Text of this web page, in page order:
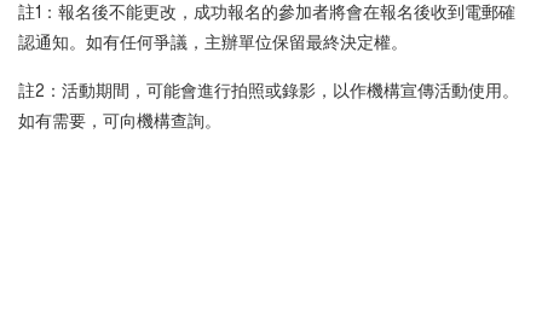
註1：報名後不能更改，成功報名的參加者將會在報名後收到電郵確
認通知。如有任何爭議，主辦單位保留最終決定權。
註2：活動期間，可能會進行拍照或錄影，以作機構宣傳活動使用。
如有需要，可向機構查詢。